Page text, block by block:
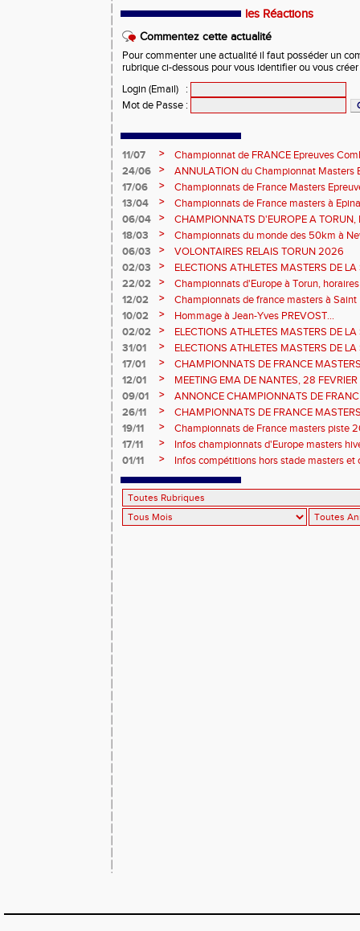
les Réactions
Commentez cette actualité
Pour commenter une actualité il faut posséder un
rubrique ci-dessous pour vous identifier ou vous
Login (Email)
:
Mot de Passe :
11/07 >
Championnat de FRANCE Epreuves
et Marche CHATEAUROUX
24/06 >
ANNULATION du Championnat Masters
Châteauroux les 27-28 juin
17/06 >
Championnats de France Masters
fond long
13/04 >
Championnats de France masters à
prévisionnels, montée de barres et
06/04 >
CHAMPIONNATS D'EUROPE A
18/03
>
Championnats du monde des 50km à
Sébastien DOUMENC.
06/03 >
VOLONTAIRES RELAIS TORUN 2026
02/03
>
ELECTIONS ATHLETES MASTERS DE
2ème vote : athlètes hommes.
22/02 >
Championnats d'Europe à Torun,
informations...
12/02 >
Championnats de france masters à Saint
février 2026.
10/02 >
Hommage à Jean-Yves PREVOST...
02/02
>
ELECTIONS ATHLETES MASTERS DE
vote : athlètes femmes.
31/01 >
ELECTIONS ATHLETES MASTERS DE
17/01
>
CHAMPIONNATS DE FRANCE
informations sur les inscriptions et report
12/01 >
MEETING EMA DE NANTES, 28
09/01
>
ANNONCE CHAMPIONNATS DE
ÉPREUVES COMBINÉES ET ÉPREUVES
26/11 >
CHAMPIONNATS DE FRANCE
2026, site de l'organisation.
19/11 >
Championnats de France masters piste
17/11
>
Infos championnats d'Europe masters
01/11
> Infos compétitions hors stade masters et